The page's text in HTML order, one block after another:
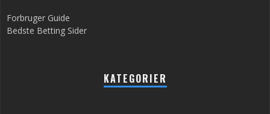
Forbruger Guide
Bedste Betting Sider
KATEGORIER